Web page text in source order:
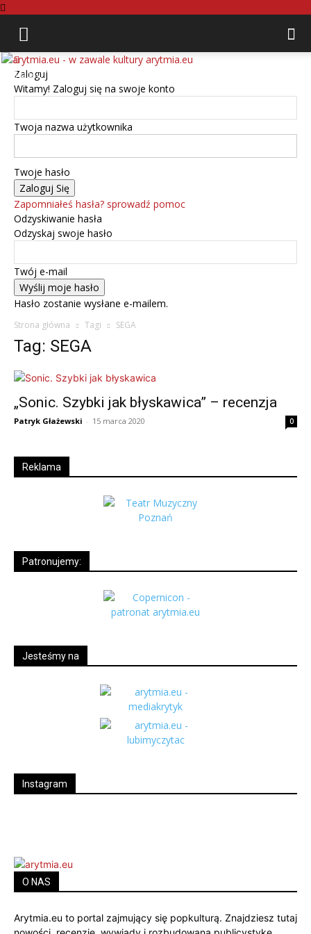
arytmia.eu
Zaloguj
Witamy! Zaloguj się na swoje konto
Twoja nazwa użytkownika
Twoje hasło
Zapomniałeś hasła? sprowadź pomoc
Odzyskiwanie hasła
Odzyskaj swoje hasło
Twój e-mail
Hasło zostanie wysłane e-mailem.
Strona główna Tagi SEGA
Tag: SEGA
„Sonic. Szybki jak błyskawica” – recenzja
Patryk Głażewski - 15 marca 2020 0
Reklama
Patronujemy:
Jesteśmy na
Instagram
O NAS
Arytmia.eu to portal zajmujący się popkulturą. Znajdziesz tutaj